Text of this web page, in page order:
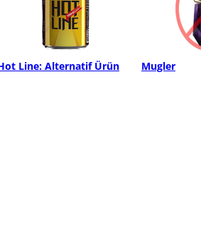
Line: Alternatif Ürün Mugler